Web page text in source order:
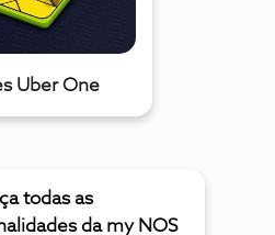
Uber One
todas as
da my NOS